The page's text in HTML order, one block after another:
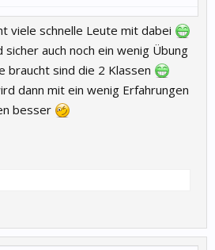
viele schnelle Leute mit dabei
auch noch ein wenig Übung
braucht sind die 2 Klassen
dann mit ein wenig Erfahrungen
besser